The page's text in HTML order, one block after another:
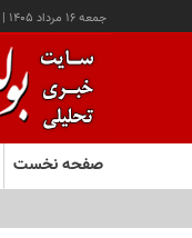
جمعه ۱۶ مرداد ۱۴۰۵ |
صفحه نخست